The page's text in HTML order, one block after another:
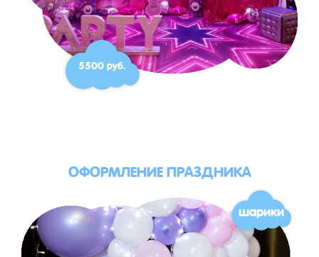
5500 руб.
ОФОРМЛЕНИЕ ПРАЗДНИКА
шарики